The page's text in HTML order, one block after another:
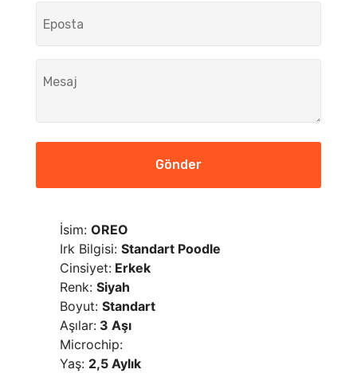
Gönder
İsim: OREO
Irk Bilgisi: Standart Poodle
Cinsiyet: Erkek
Renk: Siyah
Boyut: Standart
Aşılar: 3 Aşı
Microchip:
Yaş: 2,5 Aylık